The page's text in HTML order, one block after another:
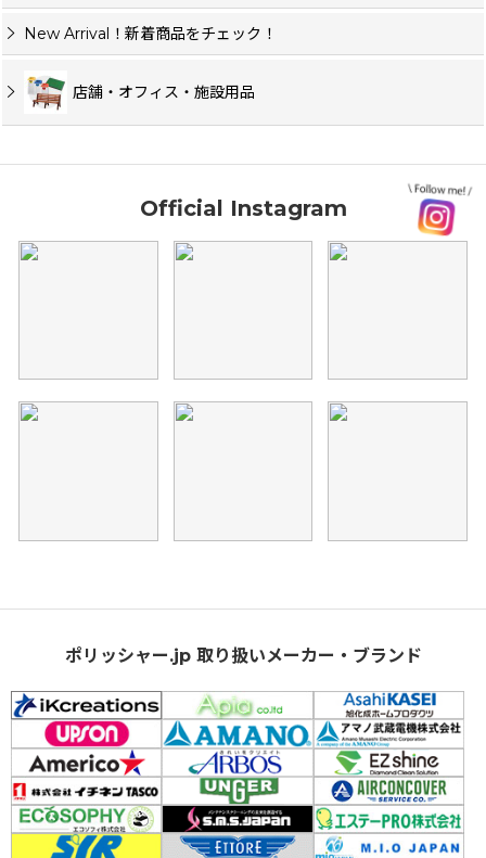
New Arrival！新着商品をチェック！
店舗・オフィス・施設用品
Official Instagram
ポリッシャー.jp 取り扱いメーカー・ブランド